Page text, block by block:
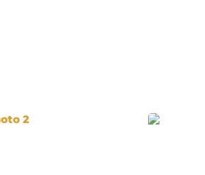
Photo 2